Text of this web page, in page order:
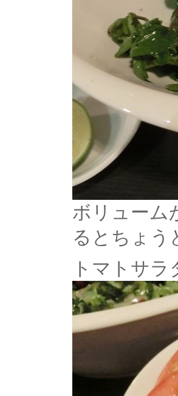
ボリューム
るとちょう
トマトサラ